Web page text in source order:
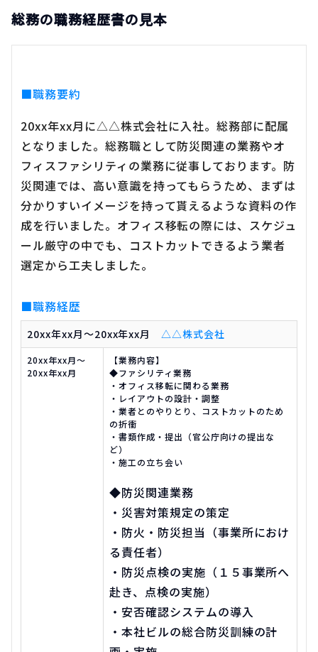
総務の職務経歴書の見本
■職務要約
20xx年xx月に△△株式会社に入社。総務部に配属
となりました。総務職として防災関連の業務やオ
フィスファシリティの業務に従事しております。防
災関連では、高い意識を持ってもらうため、まずは
分かりすいイメージを持って貰えるような資料の作
成を行いました。オフィス移転の際には、スケジュ
ール厳守の中でも、コストカットできるよう業者
選定から工夫しました。
■職務経歴
20xx年xx月～20xx年xx月 △△株式会社
20xx年xx月～
20xx年xx月
【業務内容】
◆ファシリティ業務
・オフィス移転に関わる業務
・レイアウトの設計・調整
・業者とのやりとり、コストカットのため
の折衝
・書類作成・提出（官公庁向けの提出な
ど）
・施工の立ち会い
◆防災関連業務
・災害対策規定の策定
・防火・防災担当（事業所におけ
る責任者）
・防災点検の実施（１５事業所へ
赴き、点検の実施）
・安否確認システムの導入
・本社ビルの総合防災訓練の計